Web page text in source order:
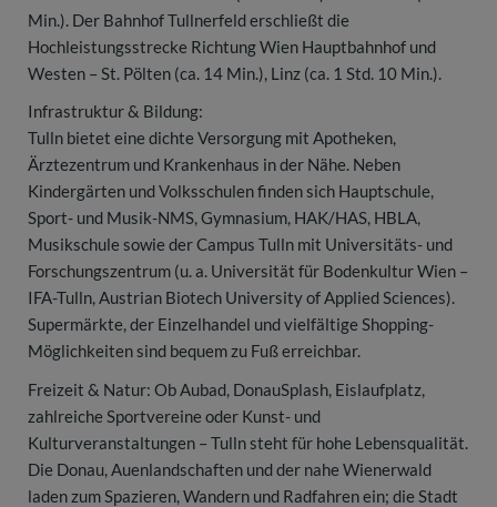
Min.). Der Bahnhof Tullnerfeld erschließt die
Hochleistungsstrecke Richtung Wien Hauptbahnhof und
Westen – St. Pölten (ca. 14 Min.), Linz (ca. 1 Std. 10 Min.).
Infrastruktur & Bildung:
Tulln bietet eine dichte Versorgung mit Apotheken,
Ärztezentrum und Krankenhaus in der Nähe. Neben
Kindergärten und Volksschulen finden sich Hauptschule,
Sport- und Musik-NMS, Gymnasium, HAK/HAS, HBLA,
Musikschule sowie der Campus Tulln mit Universitäts- und
Forschungszentrum (u. a. Universität für Bodenkultur Wien –
IFA-Tulln, Austrian Biotech University of Applied Sciences).
Supermärkte, der Einzelhandel und vielfältige Shopping-
Möglichkeiten sind bequem zu Fuß erreichbar.
Freizeit & Natur: Ob Aubad, DonauSplash, Eislaufplatz,
zahlreiche Sportvereine oder Kunst- und
Kulturveranstaltungen – Tulln steht für hohe Lebensqualität.
Die Donau, Auenlandschaften und der nahe Wienerwald
laden zum Spazieren, Wandern und Radfahren ein; die Stadt